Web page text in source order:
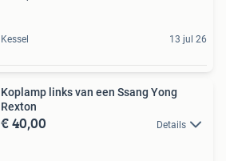
Kessel 13 jul 26
Koplamp links van een Ssang Yong
Rexton
€ 40,00 Details